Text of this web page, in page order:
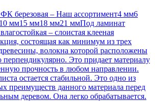
березовая – Наш ассортимент4 мм6
мм15 мм18 мм21 ммПод ламинат
– слоистая клееная
состоящая как минимум из трех
волокна которой расположены
перпендикулярно. Это придает материалу
прочность в любом направлении.
остается стабильной. Это одно из
преимуществ данного материала перед
деревом. Она легко обрабатывается.